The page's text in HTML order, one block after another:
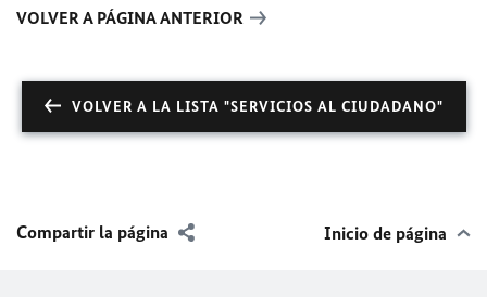
VOLVER A PÁGINA ANTERIOR
VOLVER A LA LISTA "SERVICIOS AL CIUDADANO"
Compartir la página Inicio de página